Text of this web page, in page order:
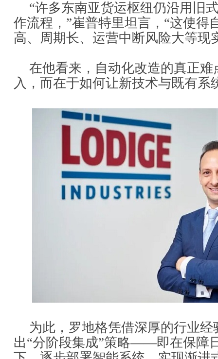
“许多东南亚货运枢纽仍沿用旧
作流程，”崔普特里坦言，“这使得
高、周期长、运营中断风险大等现
在他看来，自动化改造的真正
入，而在于如何让新技术与既有系
为此，罗地格凭借深厚的行业
出“分阶段集成”策略——即在保障